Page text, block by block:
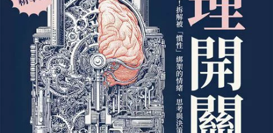
女裝 男裝 化妝保養 情趣用品
日本購物 電子/紙本書
HOT